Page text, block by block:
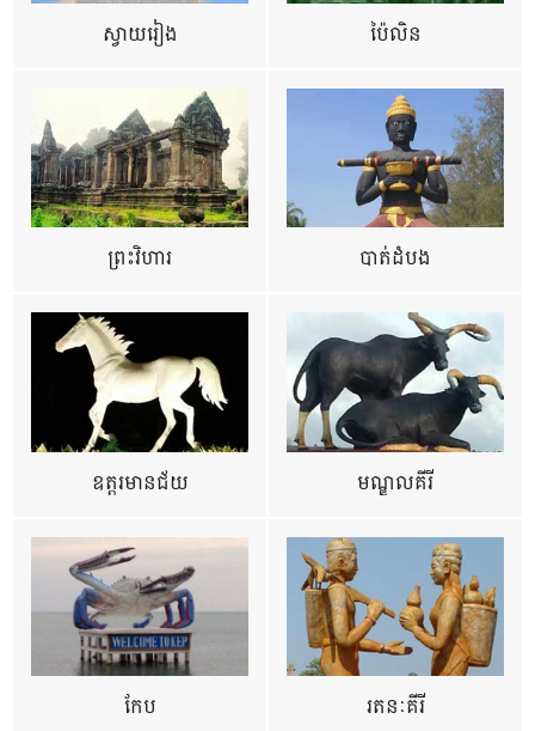
ស្វាយរៀង ប៉ៃលិន
ព្រះវិហារ បាត់ដំបង
ឧត្ដរមានជ័យ មណ្ឌលគីរី
កែប រតនៈគីរី